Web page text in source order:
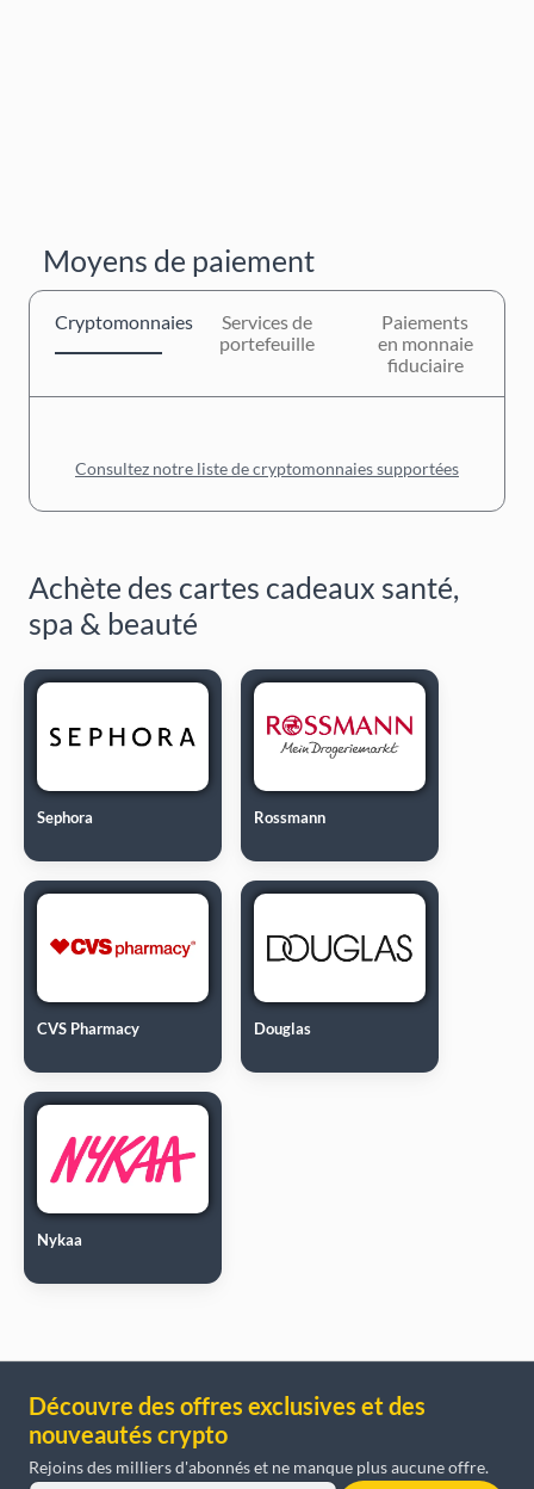
Moyens de paiement
Cryptomonnaies
Services de
portefeuille
Paiements
en monnaie
fiduciaire
Consultez notre liste de cryptomonnaies supportées
Achète des cartes cadeaux santé,
spa & beauté
Sephora Rossmann
CVS Pharmacy Douglas
Nykaa
Découvre des offres exclusives et des
nouveautés crypto
Rejoins des milliers d'abonnés et ne manque plus aucune offre.